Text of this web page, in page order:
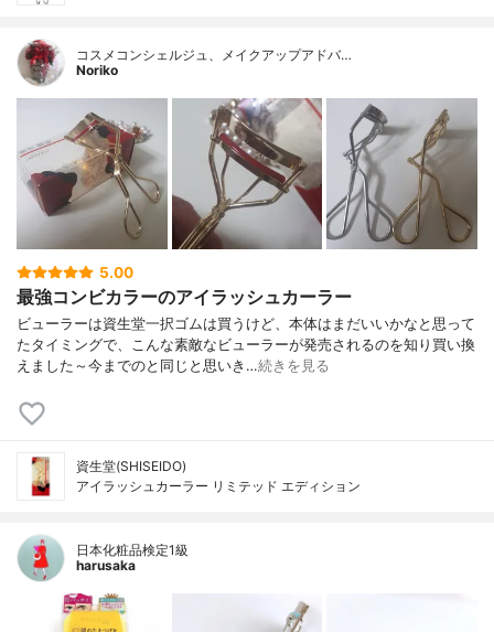
コスメコンシェルジュ、メイクアップアドバ…
Noriko
5.00
最強コンビカラーのアイラッシュカーラー
ビューラーは資生堂一択ゴムは買うけど、本体はまだいいかなと思って
たタイミングで、こんな素敵なビューラーが発売されるのを知り買い換
えました～今までのと同じと思いき…続きを見る
資生堂(SHISEIDO)
アイラッシュカーラー リミテッド エディション
日本化粧品検定1級
harusaka